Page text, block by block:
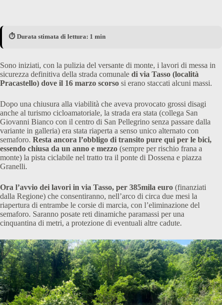
⏱️ Durata stimata di lettura: 1 min
Sono iniziati, con la pulizia del versante di monte, i lavori di messa in
sicurezza definitiva della strada comunale di via Tasso (località
Pracastello) dove il 16 marzo scorso si erano staccati alcuni massi.
Dopo una chiusura alla viabilità che aveva provocato grossi disagi
anche al turismo cicloamatoriale, la strada era stata (collega San
Giovanni Bianco con il centro di San Pellegrino senza passare dalla
variante in galleria) era stata riaperta a senso unico alternato con
semaforo. Resta ancora l’obbligo di transito pure qui per le bici,
essendo chiusa da un anno e mezzo (sempre per rischio frana a
monte) la pista ciclabile nel tratto tra il ponte di Dossena e piazza
Granelli.
Ora l’avvio dei lavori in via Tasso, per 385mila euro (finanziati
dalla Regione) che consentiranno, nell’arco di circa due mesi la
riapertura di entrambe le corsie di marcia, con l’eliminazione del
semaforo. Saranno posate reti dinamiche paramassi per una
cinquantina di metri, a protezione di eventuali altre cadute.